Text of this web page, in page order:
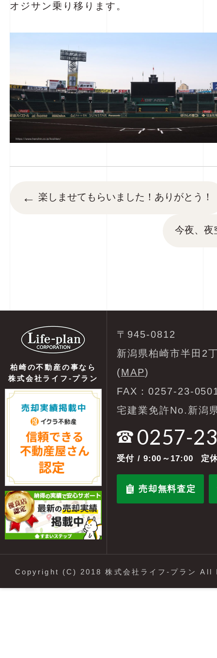
オジサン乗り移ります。
← 楽しませてもらいました！ありがとう！
今夜、
柏崎の不動産の事なら
株式会社ライフ-プラン
〒945-0812
新潟県柏崎市半田2
(MAP)
FAX：0257-23-
宅建業免許No.新潟
0257-
受付 / 9:00～17:00 定
売却無料査定
Copyright (C) 2018 株式会社ライフ-プラン